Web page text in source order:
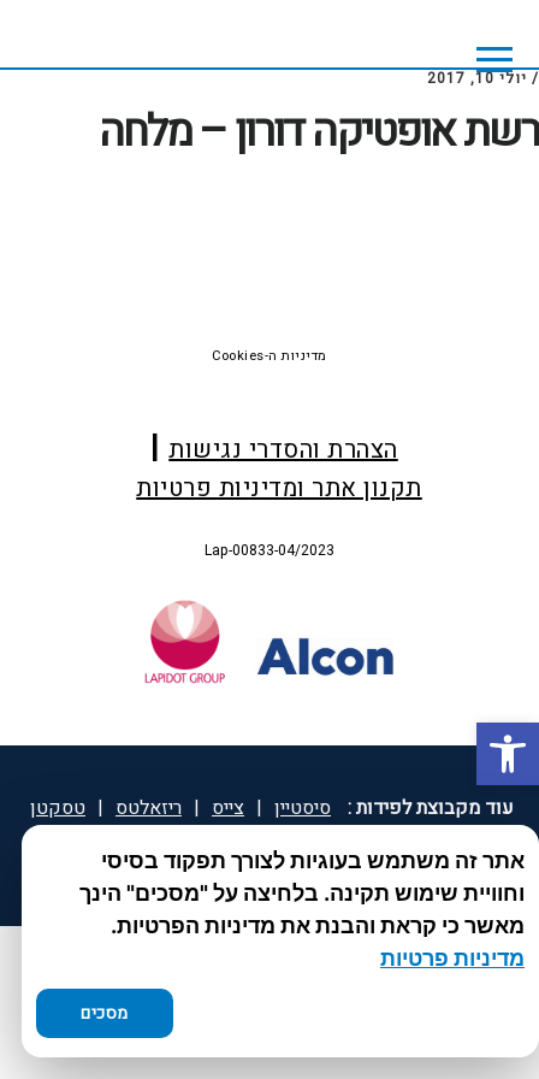
פתח סרגל נגישות
main
content
footer
/ יולי 10, 2017
רשת אופטיקה דורון – מלחה
הצהרת והסדרי נגישות
תקנון אתר ומדיניות פרטיות
Lap-00833-04/2023
מדיניות ה-Cookies
אתר זה משתמש בעוגיות לצורך תפקוד בסיסי
וחוויית שימוש תקינה. בלחיצה על "מסכים" הינך
מאשר כי קראת והבנת את מדיניות הפרטיות.
מדיניות פרטיות
מסכים
עוד מקבוצת לפידות : סיסטיין | צייס | ריזאלטס | טסקטן
| ספאטון | ספיד גרון | יוטיפרו פלוס | קוקידנט |
DROPsept ®